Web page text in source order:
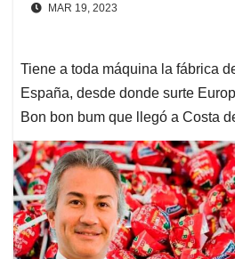
MAR 19, 2023
Tiene a toda máquina la fábrica
España, desde donde surte
Bon bon bum que llegó a Costa